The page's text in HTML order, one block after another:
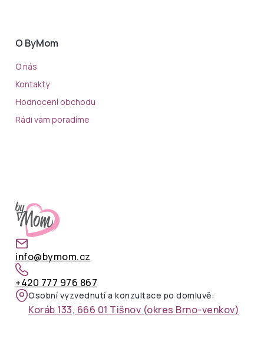
O ByMom
O nás
Kontakty
Hodnocení obchodu
Rádi vám poradíme
info@bymom.cz
+420 777 976 867
Osobní vyzvednutí a konzultace po domluvě:
Koráb 133, 666 01 Tišnov (okres Brno-venkov)